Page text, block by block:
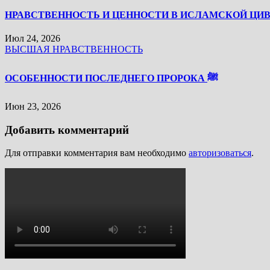
НРАВСТВЕННОСТЬ И ЦЕННОСТИ В ИСЛАМСКОЙ
Июл 24, 2026
ВЫСШАЯ НРАВСТВЕННОСТЬ
ОСОБЕННОСТИ ПОСЛЕДНЕГО ПРОРОКА ﷺ
Июн 23, 2026
Добавить комментарий
Для отправки комментария вам необходимо авторизоваться.